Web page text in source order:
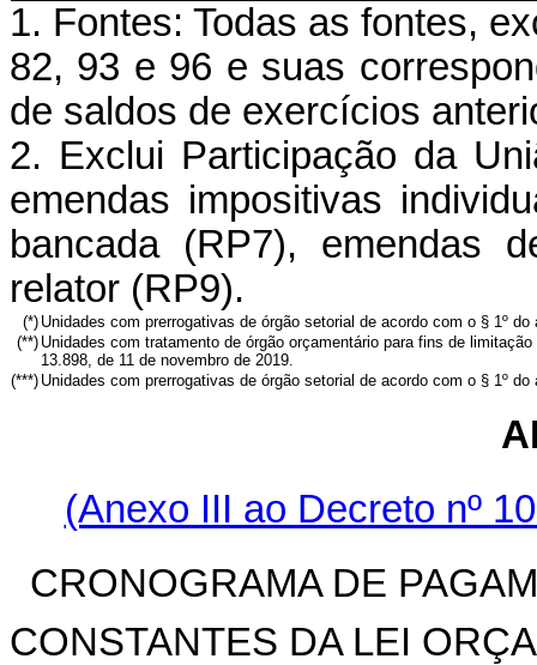
1. Fontes: Todas as fontes,
82, 93 e 96 e suas
de saldos de exercícios
2. Exclui Participação da
emendas impositivas
bancada (RP7), emendas
relator (RP9).
(*) Unidades com prerrogativas de órgão setorial de acordo com o § 1º
(**) Unidades com tratamento de órgão orçamentário para fins de
13.898, de 11 de novembro de 2019.
(***) Unidades com prerrogativas de órgão setorial de acordo com o § 1º
(Anexo III ao Decreto nº
CRONOGRAMA DE
CONSTANTES DA LEI